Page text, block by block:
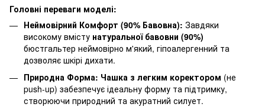
Головні переваги моделі:
Неймовірний Комфорт (90% Бавовна): Завдяки
високому вмісту натуральної бавовни (90%)
бюстгальтер неймовірно м'який, гіпоалергенний та
дозволяє шкірі дихати.
Природна Форма: Чашка з легким коректором (не
push-up) забезпечує ідеальну форму та підтримку,
створюючи природний та акуратний силует.